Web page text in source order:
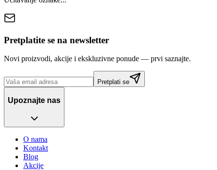
Pretplatite se na newsletter
Novi proizvodi, akcije i ekskluzivne ponude — prvi saznajte.
Pretplati se
Upoznajte nas
O nama
Kontakt
Blog
Akcije